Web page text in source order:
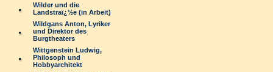
Wilder und die
Landstraï¿½e (in Arbeit)
Wildgans Anton, Lyriker
und Direktor des
Burgtheaters
Wittgenstein Ludwig,
Philosoph und
Hobbyarchitekt